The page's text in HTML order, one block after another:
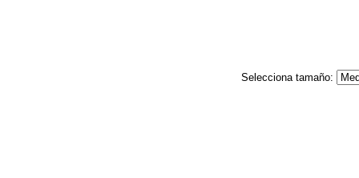
Selecciona tamaño: